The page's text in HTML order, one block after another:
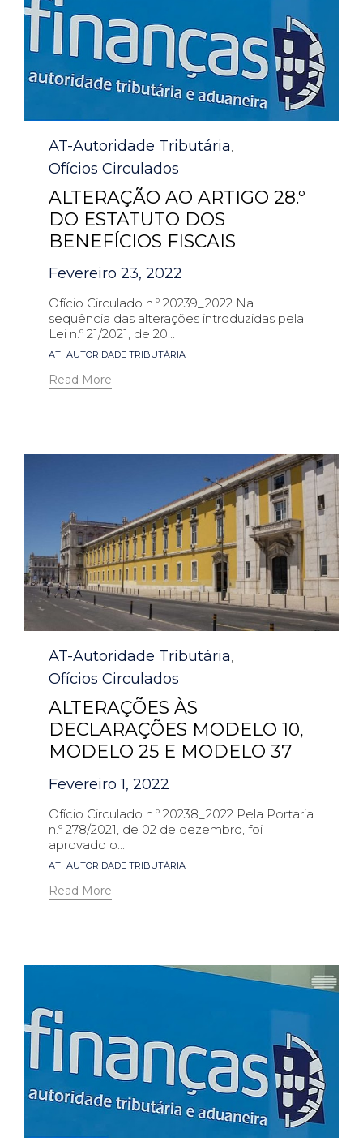
Category
AT-Autoridade Tributária
Ofícios Circulados
ALTERAÇÃO AO ARTIGO 28.º
DO ESTATUTO DOS
BENEFÍCIOS FISCAIS
Fevereiro 23, 2022
Ofício Circulado n.º 20239_2022 Na
sequência das alterações introduzidas pela
Lei n.º 21/2021, de 20...
Tags
AT_AUTORIDADE TRIBUTÁRIA
Read More
Category
AT-Autoridade Tributária,
Ofícios Circulados
ALTERAÇÕES ÀS
DECLARAÇÕES MODELO 10,
MODELO 25 E MODELO 37
Fevereiro 1, 2022
Ofício Circulado n.º 20238_2022 Pela Portaria
n.º 278/2021, de 02 de dezembro, foi
aprovado o...
Tags
AT_AUTORIDADE TRIBUTÁRIA
Read More